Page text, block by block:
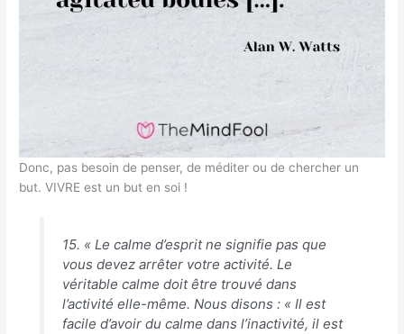
Donc, pas besoin de penser, de méditer ou de chercher un
but. VIVRE est un but en soi !
15. « Le calme d’esprit ne signifie pas que
vous devez arrêter votre activité. Le
véritable calme doit être trouvé dans
l’activité elle-même. Nous disons : « Il est
facile d’avoir du calme dans l’inactivité, il est